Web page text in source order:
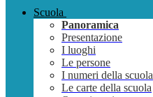
Scuola
Panoramica
Presentazione
I luoghi
Le persone
I numeri della scuola
Le carte della scuola